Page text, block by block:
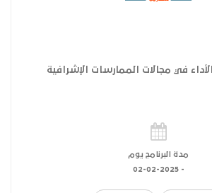
في مجالات الممارسات الإشرافية
مدة البرنامج يوم
-
02-02-2025